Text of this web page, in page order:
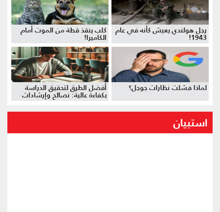
رجل هولندي يعيش كأنه في عام
1943!
كلب ينقذ قطة من الموت أمام
الكاميرا!
لماذا فشلت نظارات جوجل؟ أفضل الطرق لتحقيق الدراسة
بكفاءة عالية: نصائح وإرشادات
استبيان